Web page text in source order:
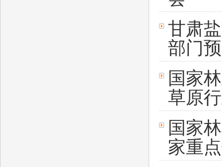
甘肃
部门
国家
草原
国家
家重